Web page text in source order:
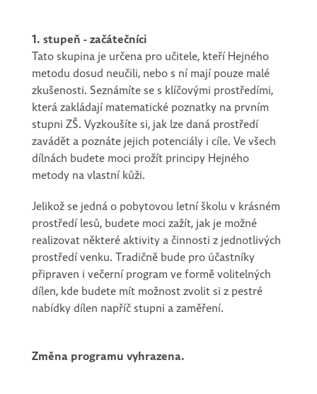
1. stupeň - začátečníci
Tato skupina je určena pro učitele, kteří Hejného
metodu dosud neučili, nebo s ní mají pouze malé
zkušenosti. Seznámíte se s klíčovými prostředími,
která zakládají matematické poznatky na prvním
stupni ZŠ. Vyzkoušíte si, jak lze daná prostředí
zavádět a poznáte jejich potenciály i cíle. Ve všech
dílnách budete moci prožít principy Hejného
metody na vlastní kůži.
Jelikož se jedná o pobytovou letní školu v krásném
prostředí lesů, budete moci zažít, jak je možné
realizovat některé aktivity a činnosti z jednotlivých
prostředí venku. Tradičně bude pro účastníky
připraven i večerní program ve formě volitelných
dílen, kde budete mít možnost zvolit si z pestré
nabídky dílen napříč stupni a zaměření.
Změna programu vyhrazena.